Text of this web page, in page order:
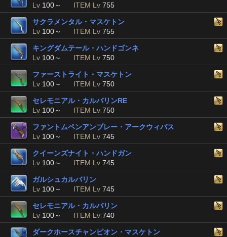
Lv 100～ ITEM Lv 755
サクラメンタル・マスケトン
Lv 100～ ITEM Lv 755
キングダムテール・ハンドゴンネ
Lv 100～ ITEM Lv 750
ファーストライト・マスケトン
Lv 100～ ITEM Lv 750
セレモニアル・カルバリンRE
Lv 100～ ITEM Lv 750
ファントムペンアンブレー・アークウィバス
Lv 100～ ITEM Lv 745
クイーンズナイト・ハンドガン
Lv 100～ ITEM Lv 745
ガルシュカルバリン
Lv 100～ ITEM Lv 745
セレモニアル・カルバリン
Lv 100～ ITEM Lv 740
ダークホースチャンピオン・マスケトン